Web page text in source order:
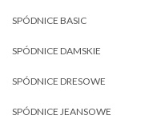
SPÓDNICE BASIC
SPÓDNICE DAMSKIE
SPÓDNICE DRESOWE
SPÓDNICE JEANSOWE